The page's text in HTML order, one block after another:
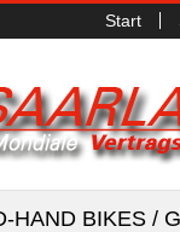
Start
HAND BIKES /